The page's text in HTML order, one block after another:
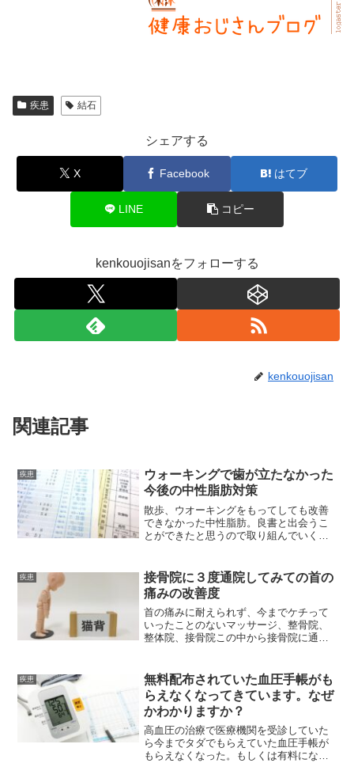
疾患 結石
シェアする
X Facebook はてブ
LINE コピー
kenkouojisanをフォローする
kenkouojisan
関連記事
疾患
ウォーキングで歯が立たなかった
今後の中性脂肪対策
散歩、ウオーキングをもってしても改善
できなかった中性脂肪。良書と出会うこ
とができたと思うので取り組んでいくこ
疾患
接骨院に３度通院してみての首の
痛みの改善度
首の痛みに耐えられず、今までケチって
いったことのないマッサージ、整骨院、
整体院、接骨院この中から接骨院に通う
疾患
無料配布されていた血圧手帳がも
らえなくなってきています。なぜ
かわかりますか？
高血圧の治療で医療機関を受診していた
ら今までタダでもらえていた血圧手帳が
もらえなくなった。もしくは有料になっ